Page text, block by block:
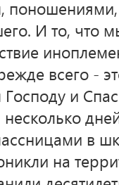
И то, что
всего -
Господу и
в
на